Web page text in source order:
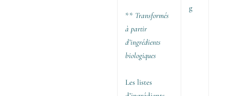
** Transformés
à partir
d’ingrédients
biologiques
Les listes
g